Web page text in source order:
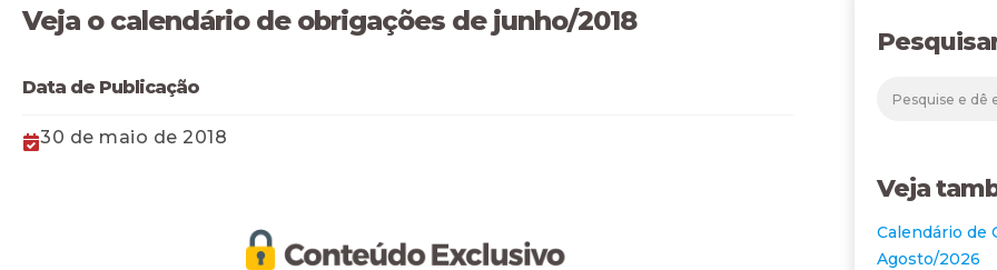
Veja o calendário de obrigações de junho/2018
Data de Publicação
30 de maio de 2018
Veja
Calendário de
Agosto/2026